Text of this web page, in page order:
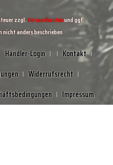
zzgl.Versandkostenund ggf.
nicht anders beschrieben
Händler-Login
Kontakt
Widerrufsrecht
Impressum